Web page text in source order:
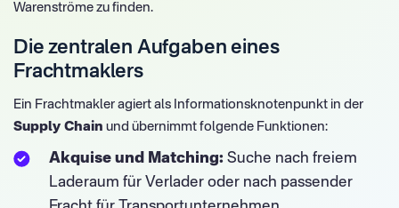
Warenströme zu finden.
Die zentralen Aufgaben eines
Frachtmaklers
Ein Frachtmakler agiert als Informationsknotenpunkt in der
Supply Chain und übernimmt folgende Funktionen:
Akquise und Matching: Suche nach freiem
Laderaum für Verlader oder nach passender